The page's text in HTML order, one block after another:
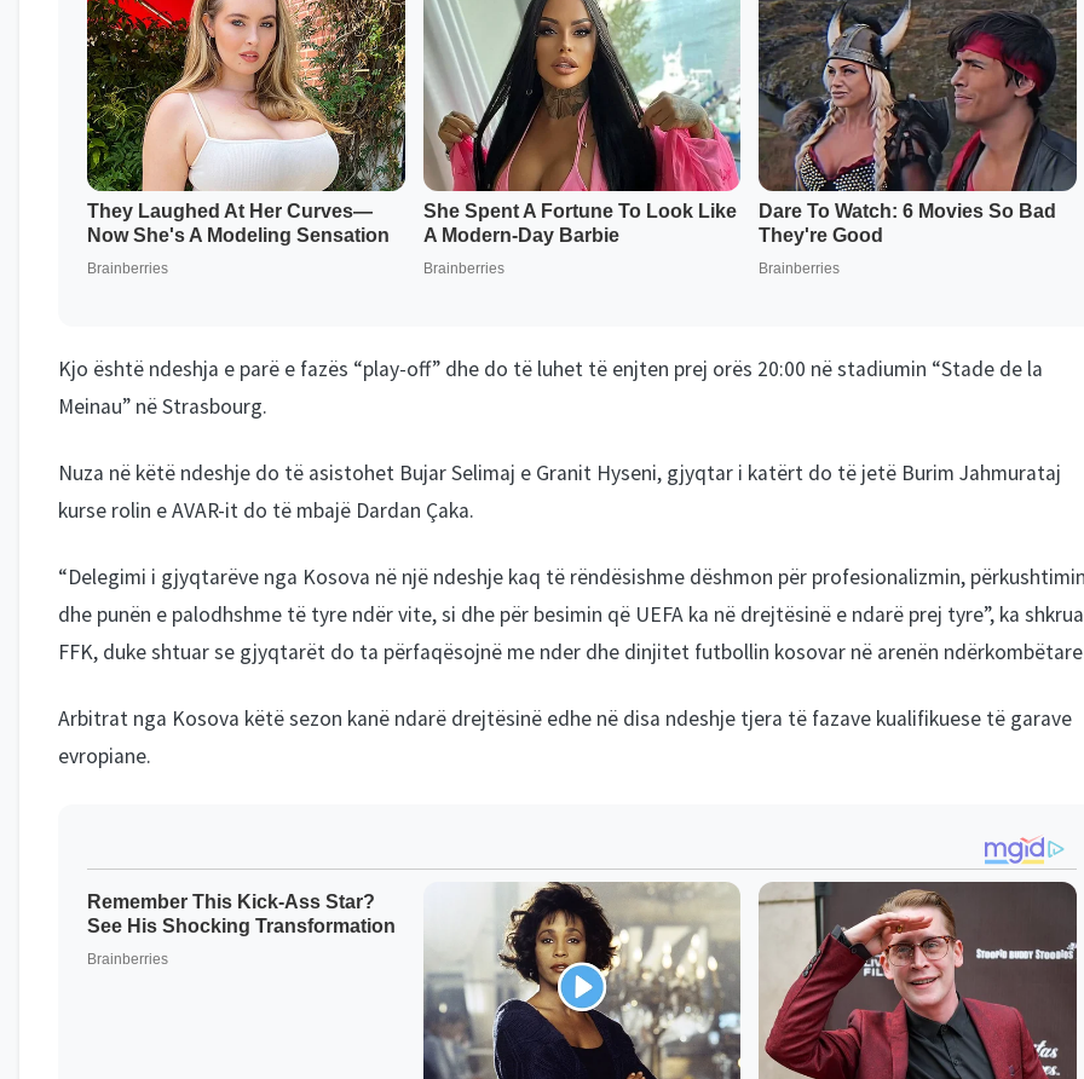
Kjo është ndeshja e parë e fazës “play-off” dhe do të luhet të enjten prej orës 20:00 në stadiumin “Stade de la
Meinau” në Strasbourg.
Nuza në këtë ndeshje do të asistohet Bujar Selimaj e Granit Hyseni, gjyqtar i katërt do të jetë Burim Jahmurataj
kurse rolin e AVAR-it do të mbajë Dardan Çaka.
“Delegimi i gjyqtarëve nga Kosova në një ndeshje kaq të rëndësishme dëshmon për profesionalizmin,
dhe punën e palodhshme të tyre ndër vite, si dhe për besimin që UEFA ka në drejtësinë e ndarë prej tyre”, ka
FFK, duke shtuar se gjyqtarët do ta përfaqësojnë me nder dhe dinjitet futbollin kosovar në arenën
Arbitrat nga Kosova këtë sezon kanë ndarë drejtësinë edhe në disa ndeshje tjera të fazave kualifikuese të garave
evropiane.